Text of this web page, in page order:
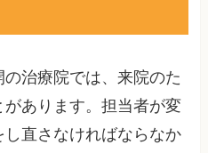
治療院では、来院のた
あります。担当者が変
直さなければならなか